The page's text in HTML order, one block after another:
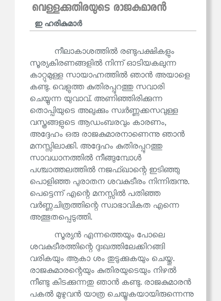
വെള്ളക്കുതിരയുടെ രാജകുമാരൻ
ഇ ഹരികുമാര്‍
നീലാകാശത്തിൽ രണ്ടുപക്ഷികളും
സൂര്യകിരണങ്ങളിൽ നിന്ന് ഓടിയകലുന്ന
കാറ്റുമുള്ള സായാഹ്നത്തിൽ ഞാൻ അയാളെ
കണ്ടു. വെളുത്ത കുതിരപ്പുറത്തു സവാരി
ചെയ്യുന്ന യുവാവ്. അണിഞ്ഞിരിക്കുന്ന
തൊപ്പിയുടെ അലുക്കും സ്വർണ്ണക്കസവുള്ള
വസ്ത്രങ്ങളുടെ ആഡംബരവും കാരണം,
അദ്ദേഹം ഒരു രാജകുമാരനാണെന്നു ഞാൻ
മനസ്സിലാക്കി. അദ്ദേഹം കുതിരപ്പുറത്തു
സാവധാനത്തിൽ നീങ്ങുമ്പോൾ
പശ്ചാത്തലത്തിൽ നജഫ്ഖാന്റെ ഇടിഞ്ഞു
പൊളിഞ്ഞ പുരാതന ശവകുടീരം നിന്നിരുന്നു.
പെട്ടെന്ന് എന്റെ മനസ്സിൽ പതിഞ്ഞ
വർണ്ണചിത്രത്തിന്റെ സ്വാഭാവികത എന്നെ
അത്ഭുതപ്പെടുത്തി.
സൂര്യൻ എന്നത്തെയും പോലെ
ശവകുടീരത്തിന്റെ ദുഃഖത്തിലേക്കിറങ്ങി
വരികയും ആകാ ശം തുടുക്കുകയും ചെയ്തു.
രാജകുമാരന്റെയും കുതിരയുടെയും നിഴൽ
നീണ്ടു കിടക്കുന്നതു ഞാൻ കണ്ടു. രാജകുമാരൻ
പകൽ മുഴുവൻ യാത്ര ചെയ്യുകയായിരുന്നെന്നു